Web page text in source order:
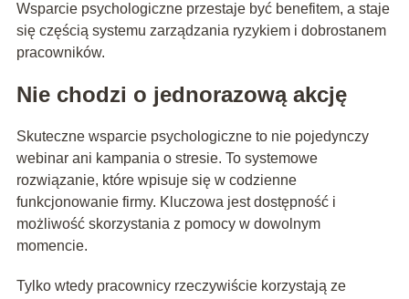
Wsparcie psychologiczne przestaje być benefitem, a staje
się częścią systemu zarządzania ryzykiem i dobrostanem
pracowników.
Nie chodzi o jednorazową akcję
Skuteczne wsparcie psychologiczne to nie pojedynczy
webinar ani kampania o stresie. To systemowe
rozwiązanie, które wpisuje się w codzienne
funkcjonowanie firmy. Kluczowa jest dostępność i
możliwość skorzystania z pomocy w dowolnym
momencie.
Tylko wtedy pracownicy rzeczywiście korzystają ze